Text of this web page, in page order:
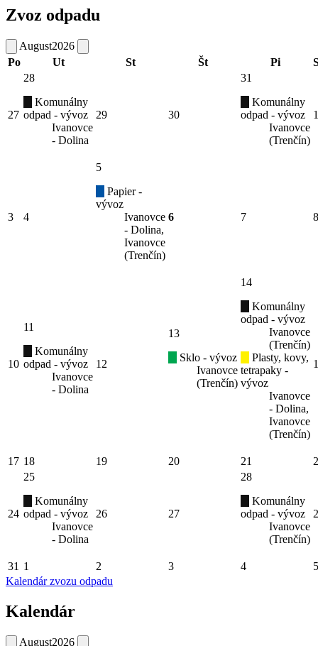
Zvoz odpadu
August2026
Po
Ut St Št Pi
27
28
Komunálny
odpad - vývoz
Ivanovce
- Dolina
29 30
31
Komunálny
odpad - vývoz
Ivanovce
(Trenčín)
1
3 4
5
Papier -
vývoz
Ivanovce
- Dolina,
Ivanovce
(Trenčín)
6 7 8
10
11
Komunálny
odpad - vývoz
Ivanovce
- Dolina
12
13
Sklo - vývoz
Ivanovce
(Trenčín)
14
Komunálny
odpad - vývoz
Ivanovce
(Trenčín)
Plasty, kovy,
tetrapaky -
vývoz
Ivanovce
- Dolina,
Ivanovce
(Trenčín)
17 18 19 20 21
24
25
Komunálny
odpad - vývoz
Ivanovce
- Dolina
26 27
28
Komunálny
odpad - vývoz
Ivanovce
(Trenčín)
31 1 2 3 4
5
Kalendár zvozu odpadu
Kalendár
August2026